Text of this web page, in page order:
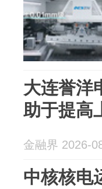
大连誉洋
助于提高
金融界 2026-
中核核电